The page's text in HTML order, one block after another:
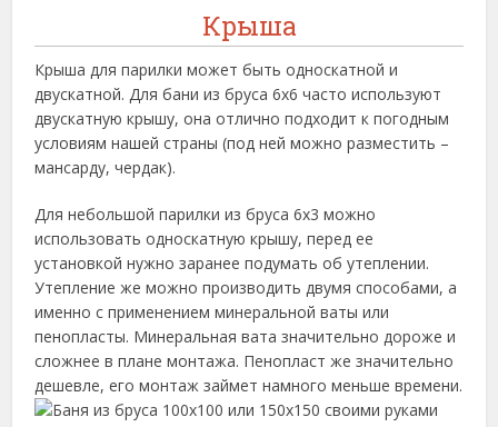
Крыша
Крыша для парилки может быть односкатной и
двускатной. Для бани из бруса 6х6 часто используют
двускатную крышу, она отлично подходит к погодным
условиям нашей страны (под ней можно разместить –
мансарду, чердак).
Для небольшой парилки из бруса 6х3 можно
использовать односкатную крышу, перед ее
установкой нужно заранее подумать об утеплении.
Утепление же можно производить двумя способами, а
именно с применением минеральной ваты или
пенопласты. Минеральная вата значительно дороже и
сложнее в плане монтажа. Пенопласт же значительно
дешевле, его монтаж займет намного меньше времени.